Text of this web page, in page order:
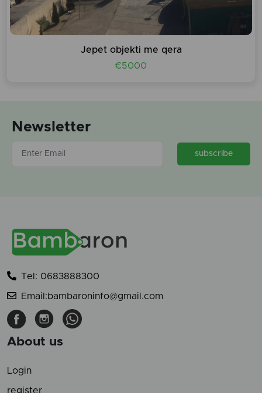
Jepet objekti me qera
€5000
Newsletter
subscribe
Tel: 0683888300
Email:bambaroninfo@gmail.com
About us
Login
register